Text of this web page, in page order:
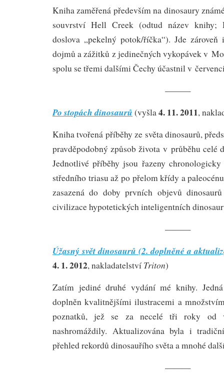
Kniha zaměřená především na dinosaury
souvrství Hell Creek (odtud název knihy;
doslova „pekelný potok/říčka“). Jde
dojmů a zážitků z jedinečných vykopávek v
spolu se třemi dalšími Čechy účastnil v
———
Po stopách dinosaurů (vyšla4. 11. 2011,
Kniha tvořená příběhy ze světa dinosaurů,
pravděpodobný způsob života v průběhu celé
Jednotlivé příběhy jsou řazeny
středního triasu až po přelom křídy a
zasazená do doby prvních objevů
civilizace hypotetických inteligentních
———
Úžasný svět dinosaurů (2. doplněné a
4. 1. 2012, nakladatelství Triton)
Zatím jediné druhé vydání mé knihy.
doplněn kvalitnějšími ilustracemi a
poznatků, jež se za necelé tři roky od
nashromáždily. Aktualizována byla i
přehled rekordů dinosauřího světa a mnohé
———